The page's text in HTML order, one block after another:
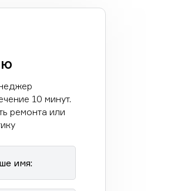
10 минут.
ремонта или